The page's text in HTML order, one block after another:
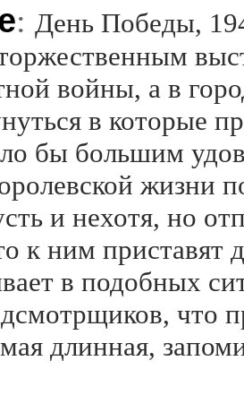
: День Победы,
войны, а в
в которые
бы большим
жизни
и нехотя, но
к ним приставят
в подобных
что
длинная,